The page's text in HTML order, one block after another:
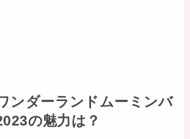
ンダーランドムーミンバ
の魅力は？